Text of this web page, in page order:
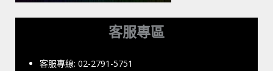
客服專區
客服專線: 02-2791-5751